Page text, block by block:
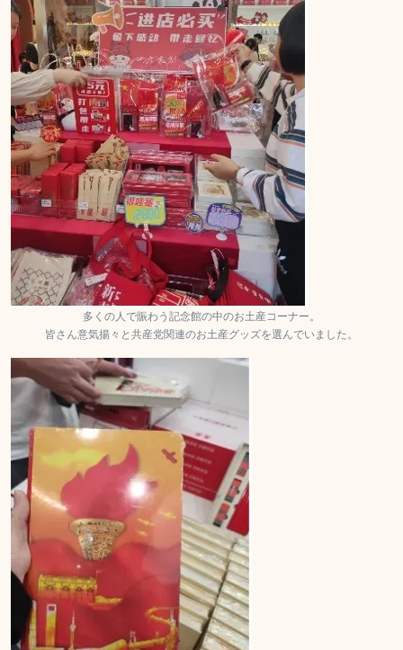
多くの人で賑わう記念館の中のお土産コーナー。
皆さん意気揚々と共産党関連のお土産グッズを選んでいました。